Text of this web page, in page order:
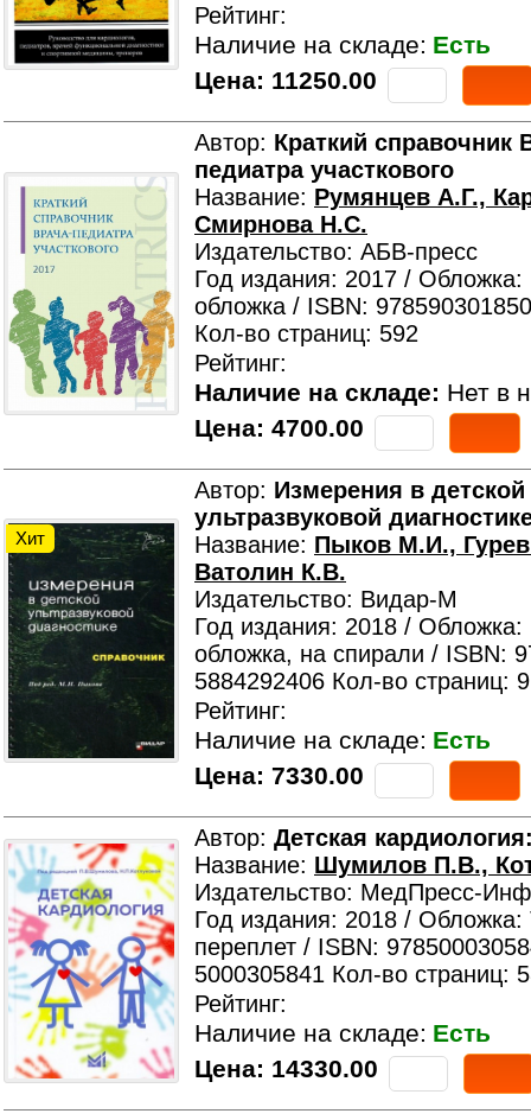
Рейтинг:
Наличие на складе: Есть
Цена: 11250.00
Автор: Краткий справочник
педиатра участкового
Название: Румянцев А.Г.,
Смирнова Н.С.
Издательство: АБВ-пресс
Год издания: 2017 / Обложка:
обложка / ISBN:
Кол-во страниц: 592
Рейтинг:
Наличие на складе: Нет в
Цена: 4700.00
Хит
Автор: Измерения в детской
ультразвуковой
Название: Пыков М.И.,
Ватолин К.В.
Издательство: Видар-М
Год издания: 2018 / Обложка:
обложка, на спирали / ISBN:
5884292406 Кол-во страниц:
Рейтинг:
Наличие на складе: Есть
Цена: 7330.00
Автор: Детская
Название: Шумилов П.В.,
Издательство: МедПресс-
Год издания: 2018 /
переплет / ISBN:
5000305841 Кол-во страниц:
Рейтинг:
Наличие на складе: Есть
Цена: 14330.00